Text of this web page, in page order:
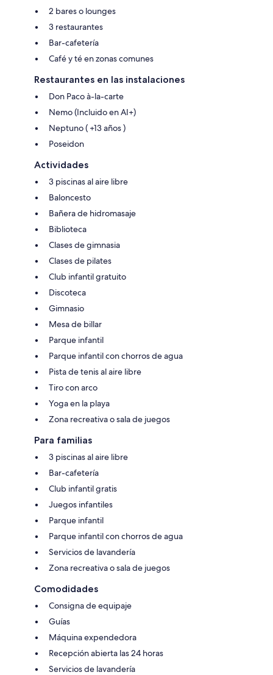
2 bares o lounges
3 restaurantes
Bar-cafetería
Café y té en zonas comunes
Restaurantes en las instalaciones
Don Paco à-la-carte
Nemo (Incluido en AI+)
Neptuno ( +13 años )
Poseidon
Actividades
3 piscinas al aire libre
Baloncesto
Bañera de hidromasaje
Biblioteca
Clases de gimnasia
Clases de pilates
Club infantil gratuito
Discoteca
Gimnasio
Mesa de billar
Parque infantil
Parque infantil con chorros de agua
Pista de tenis al aire libre
Tiro con arco
Yoga en la playa
Zona recreativa o sala de juegos
Para familias
3 piscinas al aire libre
Bar-cafetería
Club infantil gratis
Juegos infantiles
Parque infantil
Parque infantil con chorros de agua
Servicios de lavandería
Zona recreativa o sala de juegos
Comodidades
Consigna de equipaje
Guías
Máquina expendedora
Recepción abierta las 24 horas
Servicios de lavandería